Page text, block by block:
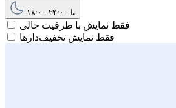
۱۸:۰۰ تا ۲۴:۰۰
فقط نمایش با ظرفیت خالی
فقط نمایش تخفیف‌دارها